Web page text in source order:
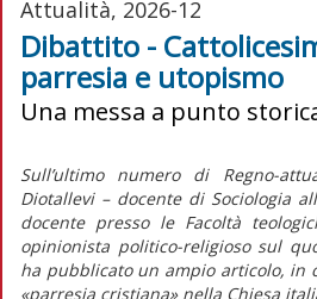
Attualità, 2026-12
Dibattito -
parresia e utopismo
Una messa a punto
Sull’ultimo numero di Regno-
Diotallevi – docente di Sociologia
docente presso le Facoltà
opinionista politico-religioso sul
ha pubblicato un ampio articolo, in
«parresia cristiana» nella Chiesa